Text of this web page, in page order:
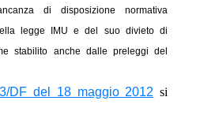
di disposizione normativa
legge IMU e del suo divieto di
stabilito anche dalle preleggi del
DF del 18 maggio 2012 si